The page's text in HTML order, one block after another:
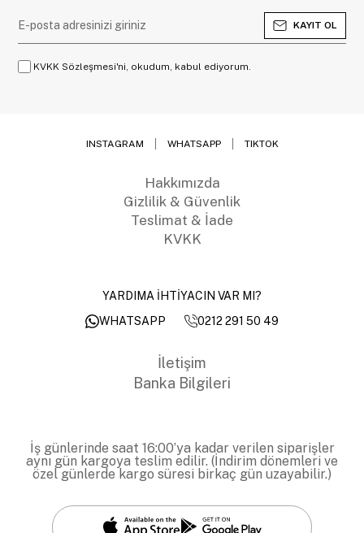
KAYIT OL
KVKK Sözleşmesi'ni, okudum, kabul ediyorum.
INSTAGRAM WHATSAPP TIKTOK
Hakkımızda
Gizlilik & Güvenlik
Teslimat & İade
KVKK
YARDIMA İHTİYACIN VAR MI?
WHATSAPP
0212 291 50 49
İletişim
Banka Bilgileri
İş günlerinde saat 16:00’ya kadar verilen siparişler
aynı gün kargoya teslim edilir. (İndirim dönemleri ve
özel günlerde kargo süresi birkaç gün uzayabilir.)